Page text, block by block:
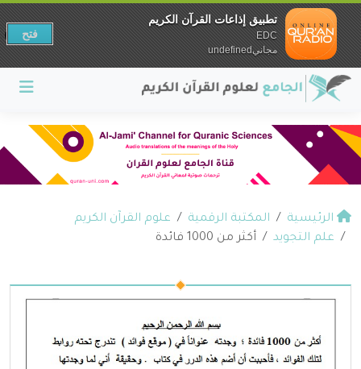
الرئيسية المكتبة الرقمية
علوم القرآن الكريم
علم التجويد
أكثر من 1000 فائدة
تطبيق إذاعات القرآن الكريم
EDC
مجانيundefined
فتح